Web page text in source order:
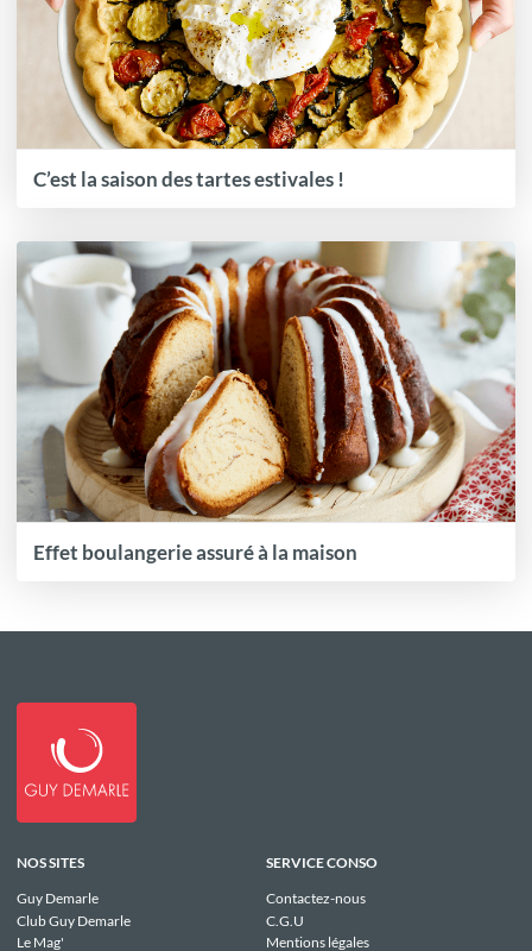
C’est la saison des tartes estivales !
Effet boulangerie assuré à la maison
NOS SITES
Guy Demarle
Club Guy Demarle
Le Mag'
SERVICE CONSO
Contactez-nous
C.G.U
Mentions légales